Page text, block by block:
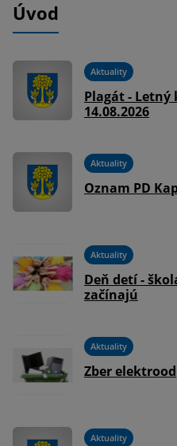
Úvod
Aktuality
Plagát - Letný
14.08.2026
Aktuality
Oznam PD
Aktuality
Deň detí -
začínajú
Aktuality
Zber
Aktuality